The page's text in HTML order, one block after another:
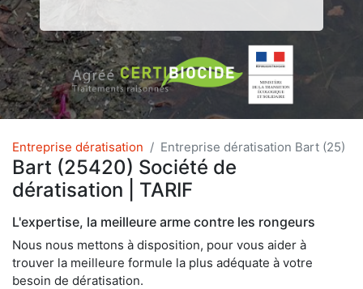
Entreprise dératisation Entreprise dératisation Bart (25)
Bart (25420) Société de
dératisation | TARIF
L'expertise, la meilleure arme contre les rongeurs
Nous nous mettons à disposition, pour vous aider à
trouver la meilleure formule la plus adéquate à votre
besoin de dératisation.